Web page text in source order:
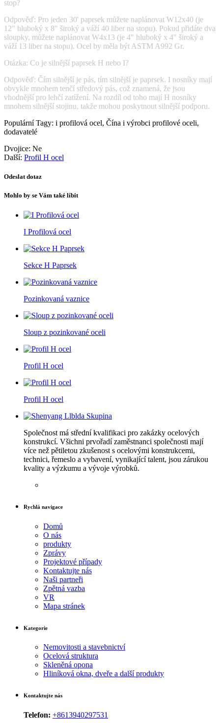
stop?
Odpověď: Pro jeden 30' paprsek můžete naplánovat W12x40 (je
12" hluboký x 8" široký a váží 40 liber na stopu). Pokud přidáte dva
sloupky, můžete naplánovat W4x13 (je 4" hluboký x 4" široký a
váží 13 liber na stopu). Ocel by měla být ASTM A992 Gr.
Otázka: Co je silnější paprsek H nebo I?
Odpověď: Čím silnější je pás, tím silnější je paprsek. I nosníky mají
obvykle mnohem tenčí středový pás, což znamená, že jsou
vhodnější pro lehčí zatížení. Na rozdíl od toho mají H nosníky
mnohem silnější stojinu, takže mohou poskytnout silnější podporu.
Populární Tagy: i profilová ocel, Čína i výrobci profilové oceli,
dodavatelé
Dvojice: Ne
Další: Profil H ocel
Odeslat dotaz
Mohlo by se Vám také líbit
I Profilová ocel
Sekce H Paprsek
Pozinkovaná vaznice
Sloup z pozinkované oceli
Profil H ocel
Profil H ocel
Společnost má střední kvalifikaci pro zakázky ocelových
konstrukcí. Všichni prvořadí zaměstnanci společnosti mají
více než pětiletou zkušenost s ocelovými konstrukcemi,
technici, řemeslo a vybavení, vynikající talent, jsou zárukou
kvality a výzkumu a vývoje výrobků.
Rychlá navigace
Domů
O nás
produkty
Zprávy
Projektové případy
Kontaktujte nás
Naši partneři
Zpětná vazba
VR
Mapa stránek
Kategorie
Nemovitosti a stavebnictví
Ocelová struktura
Skleněná opona
Hliníková okna, dveře a další produkty
Kontaktujte nás
Telefon: +8613940297531